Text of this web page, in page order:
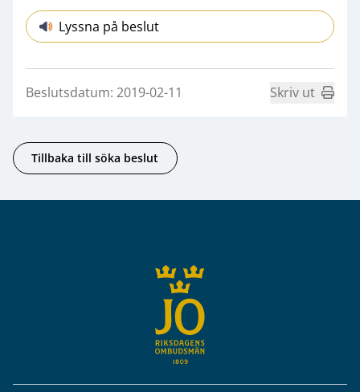
Lyssna på beslut
Beslutsdatum: 2019-02-11 Skriv ut
Tillbaka till söka beslut